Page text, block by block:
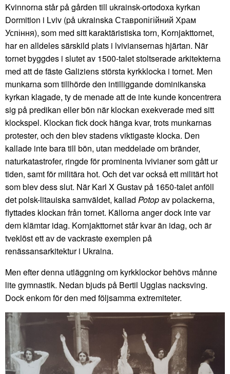
Kvinnorna står på gården till ukrainsk-ortodoxa kyrkan
Dormition i Lviv (på ukrainska Ставропігійний Храм
Успіння), som med sitt karaktäristiska torn, Kornjakttornet,
har en alldeles särskild plats i lviviansernas hjärtan. När
tornet byggdes i slutet av 1500-talet stoltserade arkitekterna
med att de fäste Galiziens största kyrkklocka i tornet. Men
munkarna som tillhörde den intilliggande dominikanska
kyrkan klagade, ty de menade att de inte kunde koncentrera
sig på predikan eller bön när klockan exekverade med sitt
klockspel. Klockan fick dock hänga kvar, trots munkarnas
protester, och den blev stadens viktigaste klocka. Den
kallade inte bara till bön, utan meddelade om bränder,
naturkatastrofer, ringde för prominenta lvivianer som gått ur
tiden, samt för militära hot. Och det var också ett militärt hot
som blev dess slut. När Karl X Gustav på 1650-talet anföll
det polsk-litauiska samväldet, kallad Potopav polackerna,
flyttades klockan från tornet. Källorna anger dock inte var
dem klämtar idag. Kornjakttornet står kvar än idag, och är
tveklöst ett av de vackraste exemplen på
renässansarkitektur i Ukraina.
Men efter denna utläggning om kyrkklockor behövs månne
lite gymnastik. Nedan bjuds på Bertil Ugglas nacksving.
Dock enkom för den med följsamma extremiteter.